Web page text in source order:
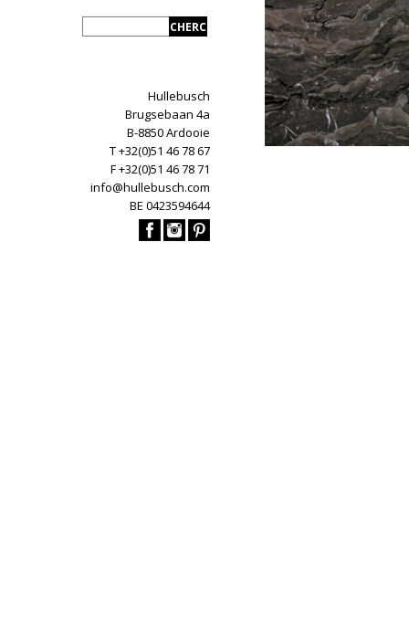
Hullebusch
Brugsebaan 4a
B-8850 Ardooie
T +32(0)51 46 78 67
F +32(0)51 46 78 71
info@hullebusch.com
BE 0423594644